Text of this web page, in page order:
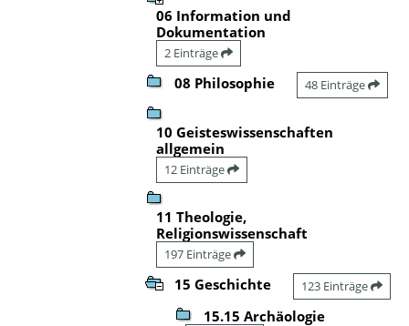
06 Information und
Dokumentation
2 Einträge
08 Philosophie 48 Einträge
10 Geisteswissenschaften
allgemein
12 Einträge
11 Theologie,
Religionswissenschaft
197 Einträge
15 Geschichte 123 Einträge
15.15 Archäologie